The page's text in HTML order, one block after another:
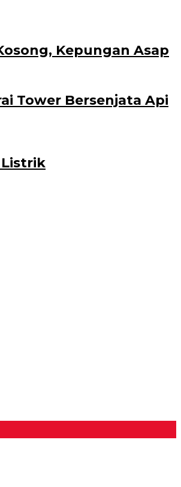
Kepungan Asap
Tower Bersenjata Api
Listrik